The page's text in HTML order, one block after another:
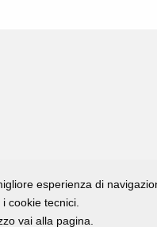
esperienza di
cookie tecnici.
vai alla pagina.